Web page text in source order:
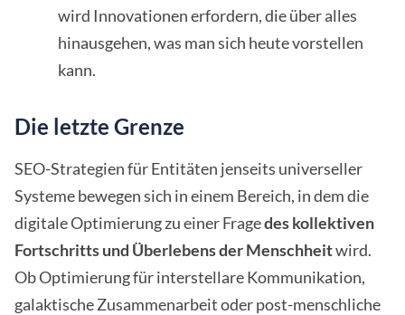
wird Innovationen erfordern, die über alles
hinausgehen, was man sich heute vorstellen
kann.
Die letzte Grenze
SEO-Strategien für Entitäten jenseits universeller
Systeme bewegen sich in einem Bereich, in dem die
digitale Optimierung zu einer Fragedes kollektiven
Fortschritts und Überlebens der Menschheitwird.
Ob Optimierung für interstellare Kommunikation,
galaktische Zusammenarbeit oder post-menschliche